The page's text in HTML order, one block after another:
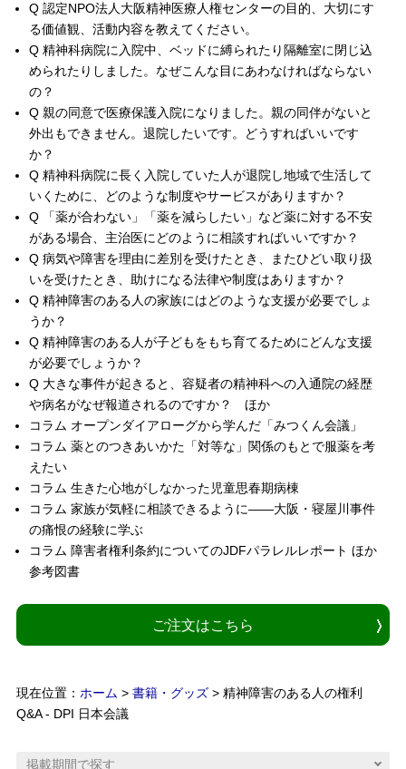
Q 認定NPO法人大阪精神医療人権センターの目的、大切にす
る価値観、活動内容を教えてください。
Q 精神科病院に入院中、ベッドに縛られたり隔離室に閉じ込
められたりしました。なぜこんな目にあわなければならない
の？
Q 親の同意で医療保護入院になりました。親の同伴がないと
外出もできません。退院したいです。どうすればいいです
か？
Q 精神科病院に長く入院していた人が退院し地域で生活して
いくために、どのような制度やサービスがありますか？
Q 「薬が合わない」「薬を減らしたい」など薬に対する不安
がある場合、主治医にどのように相談すればいいですか？
Q 病気や障害を理由に差別を受けたとき、またひどい取り扱
いを受けたとき、助けになる法律や制度はありますか？
Q 精神障害のある人の家族にはどのような支援が必要でしょ
うか？
Q 精神障害のある人が子どもをもち育てるためにどんな支援
が必要でしょうか？
Q 大きな事件が起きると、容疑者の精神科への入通院の経歴
や病名がなぜ報道されるのですか？ ほか
コラム オープンダイアローグから学んだ「みつくん会議」
コラム 薬とのつきあいかた「対等な」関係のもとで服薬を考
えたい
コラム 生きた心地がしなかった児童思春期病棟
コラム 家族が気軽に相談できるように――大阪・寝屋川事件
の痛恨の経験に学ぶ
コラム 障害者権利条約についてのJDFパラレルレポート ほか
参考図書
ご注文はこちら
現在位置： ホーム > 書籍・グッズ> 精神障害のある人の権利
Q&A - DPI 日本会議